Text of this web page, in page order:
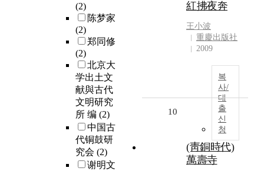
(2)
陈梦家
(2)
郑同修
(2)
北京大
学出土文
献與古代
文明研究
所 编 (2)
中国古
代铜鼓研
究会 (2)
谢明文
紅拂夜奔
王小波
重慶出版社
2009
복
사/
대
출
신
청
10
(靑銅時代)
萬壽寺